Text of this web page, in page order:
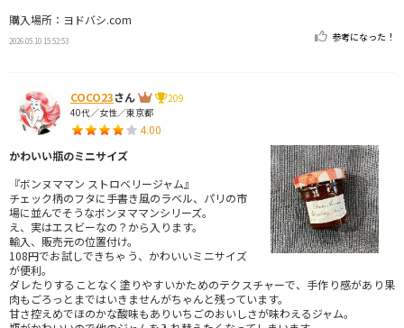
購入場所：ヨドバシ.com
2026.05.10 15:52:53 参考になった！
COCO23さん
209
40代／女性／東京都
4.00
かわいい瓶のミニサイズ
『ボンヌママン ストロベリージャム』
チェック柄のフタに手書き風のラベル、パリの市
場に並んでそうなボンヌママンシリーズ。
え、実はエスビーなの？から入ります。
輸入、販売元の位置付け。
108円でお試しできちゃう、かわいいミニサイズ
が便利。
ダレたりすることなく塗りやすいかためのテクスチャーで、手作り感があり果
肉もごろっとまではいきませんがちゃんと残っています。
甘さ控えめでほのかな酸味もありいちごのおいしさが味わえるジャム。